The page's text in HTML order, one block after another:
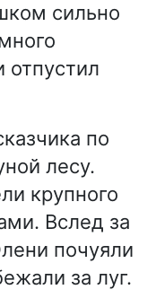
сильно
отпустил
по
лесу.
крупного
Вслед за
почуяли
за луг.